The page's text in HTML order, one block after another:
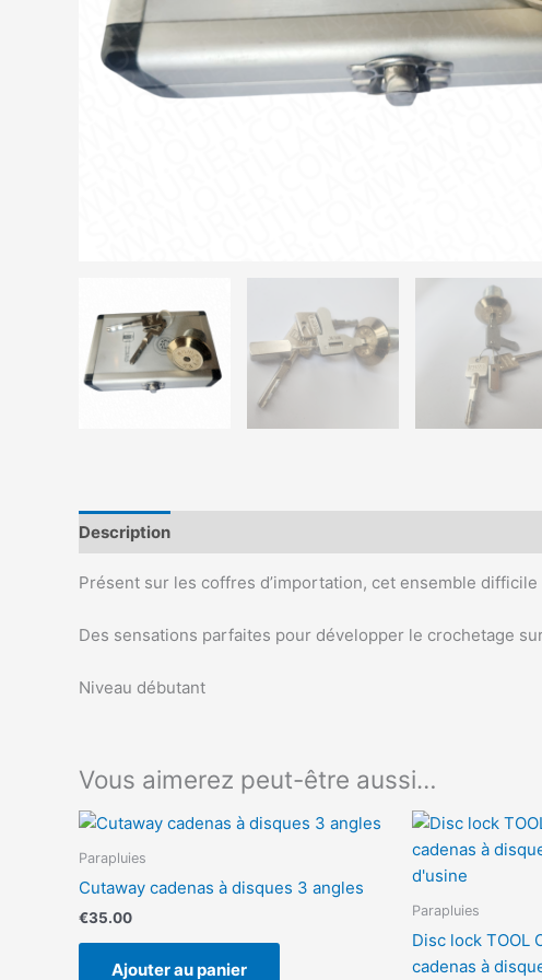
Description
Présent sur les coffres d’importation, cet ensemble
Des sensations parfaites pour développer le crochetage
Niveau débutant
Vous aimerez peut-être aussi…
Parapluies
Cutaway cadenas à disques 3 angles
€35.00
Ajouter au panier
Parapluies
Disc lock TOOL
cadenas à